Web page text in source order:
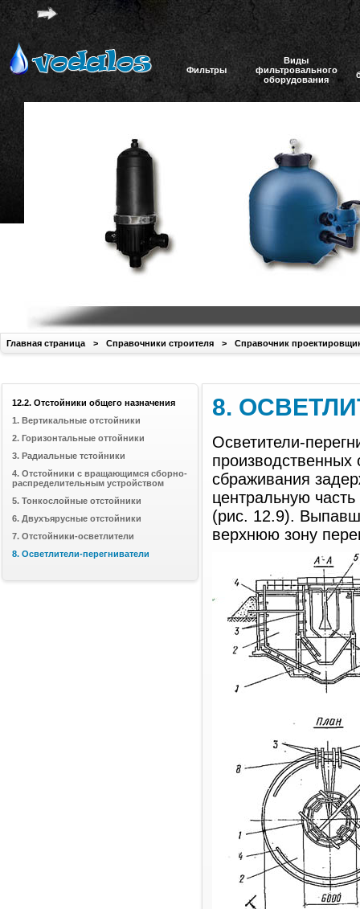
Фильтры
Виды
фильтровального
оборудования
Главная страница > Справочники строителя > Справочник
8.
Осветители-
производственных
сбраживания
центральную
(рис. 12.9).
верхнюю зону
12.2. Отстойники общего назначения
1. Вертикальные отстойники
2. Горизонтальные оттойники
3. Радиальные тстойники
4. Отстойники с вращающимся сборно-
распределительным устройством
5. Тонкослойные отстойники
6. Двухъярусные отстойники
7. Отстойники-осветлители
8. Осветлители-перегниватели